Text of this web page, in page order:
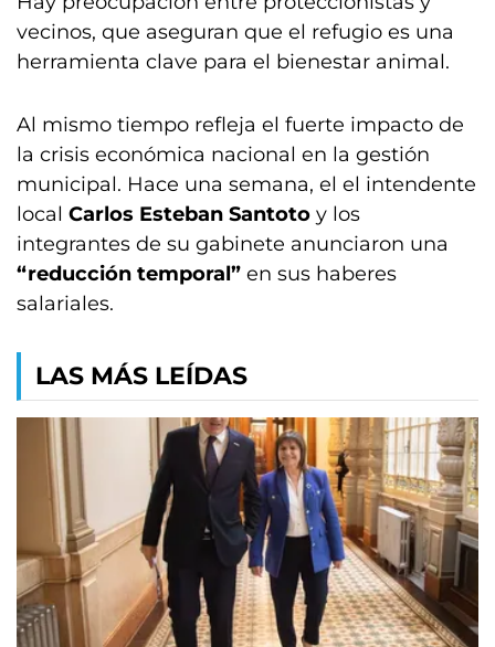
vecinos, que aseguran que el refugio es una
herramienta clave para el bienestar animal.
Al mismo tiempo refleja el fuerte impacto de
la crisis económica nacional en la gestión
municipal. Hace una semana, el el intendente
local Carlos Esteban Santoto y los
integrantes de su gabinete anunciaron una
“reducción temporal” en sus haberes
salariales.
LAS MÁS LEÍDAS